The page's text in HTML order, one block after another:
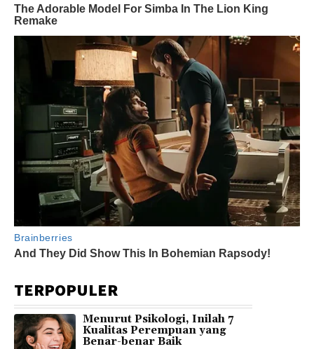
TERPOPULER
Menurut Psikologi, Inilah 7
Kualitas Perempuan yang
Benar-benar Baik